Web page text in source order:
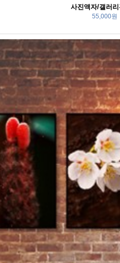
사진액자/갤러
55,000원